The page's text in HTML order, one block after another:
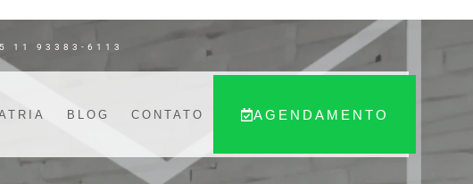
11 93383-6113
BLOG CONTATO AGENDAMENTO